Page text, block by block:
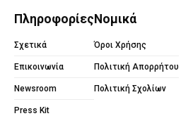
Πληροφορίες
Σχετικά
Επικοινωνία
Newsroom
Press Kit
Νομικά
Όροι Χρήσης
Πολιτική Απορρήτου
Πολιτική Σχολίων